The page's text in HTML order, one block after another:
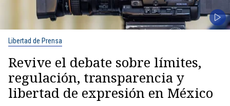
Libertad de Prensa
Revive el debate sobre límites,
regulación, transparencia y
libertad de expresión en México